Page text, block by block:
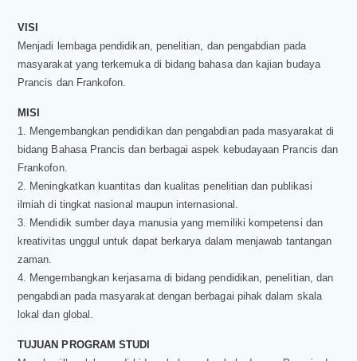
VISI
Menjadi lembaga pendidikan, penelitian, dan pengabdian pada
masyarakat yang terkemuka di bidang bahasa dan kajian budaya
Prancis dan Frankofon.
MISI
1. Mengembangkan pendidikan dan pengabdian pada masyarakat di
bidang Bahasa Prancis dan berbagai aspek kebudayaan Prancis dan
Frankofon.
2. Meningkatkan kuantitas dan kualitas penelitian dan publikasi
ilmiah di tingkat nasional maupun internasional.
3. Mendidik sumber daya manusia yang memiliki kompetensi dan
kreativitas unggul untuk dapat berkarya dalam menjawab tantangan
zaman.
4. Mengembangkan kerjasama di bidang pendidikan, penelitian, dan
pengabdian pada masyarakat dengan berbagai pihak dalam skala
lokal dan global.
TUJUAN PROGRAM STUDI